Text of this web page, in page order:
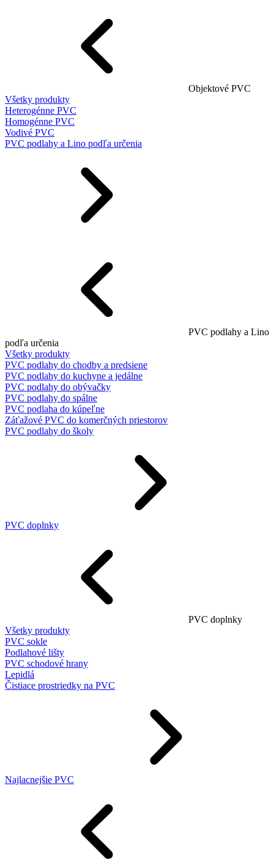
Objektové PVC
Všetky produkty
Heterogénne PVC
Homogénne PVC
Vodivé PVC
PVC podlahy a Lino podľa určenia
PVC podlahy a Lino
podľa určenia
Všetky produkty
PVC podlahy do chodby a predsiene
PVC podlahy do kuchyne a jedálne
PVC podlahy do obývačky
PVC podlahy do spálne
PVC podlaha do kúpeľne
Záťažové PVC do komerčných priestorov
PVC podlahy do školy
PVC doplnky
PVC doplnky
Všetky produkty
PVC sokle
Podlahové lišty
PVC schodové hrany
Lepidlá
Čistiace prostriedky na PVC
Najlacnejšie PVC